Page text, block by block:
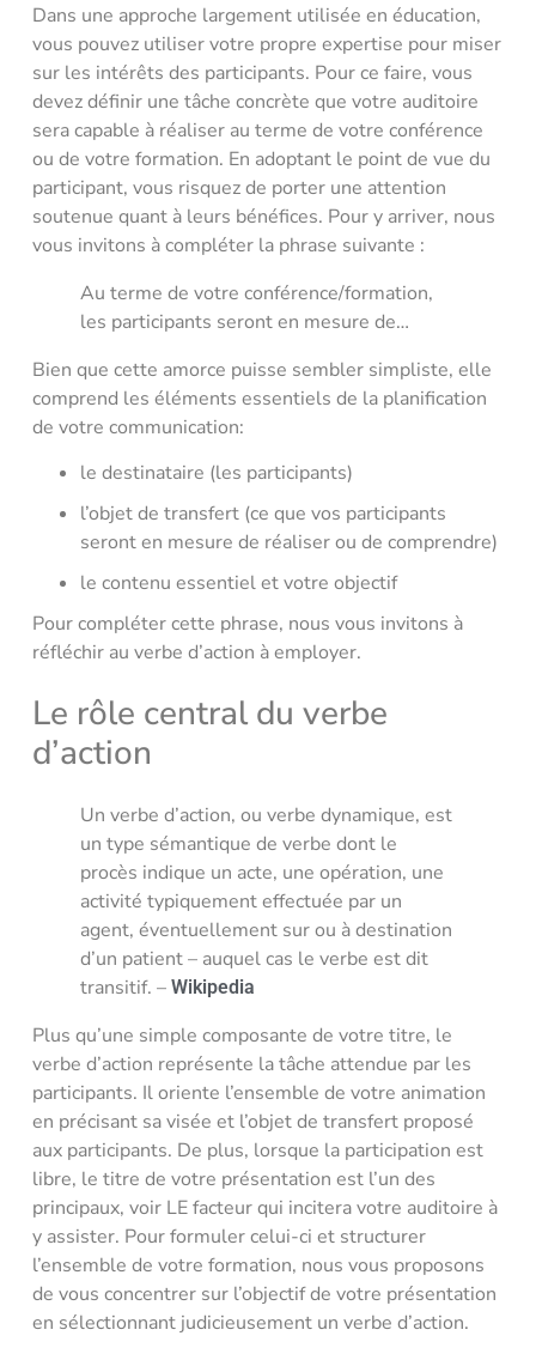
Dans une approche largement utilisée en éducation,
vous pouvez utiliser votre propre expertise pour miser
sur les intérêts des participants. Pour ce faire, vous
devez définir une tâche concrète que votre auditoire
sera capable à réaliser au terme de votre conférence
ou de votre formation. En adoptant le point de vue du
participant, vous risquez de porter une attention
soutenue quant à leurs bénéfices. Pour y arriver, nous
vous invitons à compléter la phrase suivante :
Au terme de votre conférence/formation,
les participants seront en mesure de…
Bien que cette amorce puisse sembler simpliste, elle
comprend les éléments essentiels de la planification
de votre communication:
le destinataire (les participants)
l’objet de transfert (ce que vos participants
seront en mesure de réaliser ou de comprendre)
le contenu essentiel et votre objectif
Pour compléter cette phrase, nous vous invitons à
réfléchir au verbe d’action à employer.
Le rôle central du verbe
d’action
Un verbe d’action, ou verbe dynamique, est
un type sémantique de verbe dont le
procès indique un acte, une opération, une
activité typiquement effectuée par un
agent, éventuellement sur ou à destination
d’un patient – auquel cas le verbe est dit
transitif. – Wikipedia
Plus qu’une simple composante de votre titre, le
verbe d’action représente la tâche attendue par les
participants. Il oriente l’ensemble de votre animation
en précisant sa visée et l’objet de transfert proposé
aux participants. De plus, lorsque la participation est
libre, le titre de votre présentation est l’un des
principaux, voir LE facteur qui incitera votre auditoire à
y assister. Pour formuler celui-ci et structurer
l’ensemble de votre formation, nous vous proposons
de vous concentrer sur l’objectif de votre présentation
en sélectionnant judicieusement un verbe d’action.